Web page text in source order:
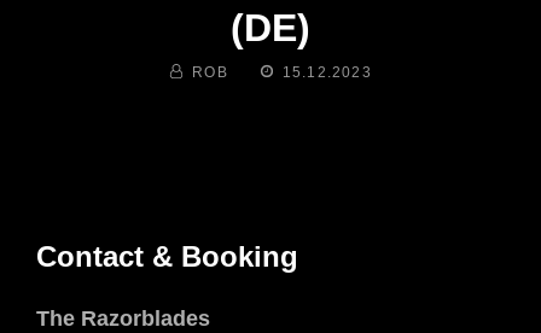
(DE)
BY ROB
POSTED
15.12.2023
Contact & Booking
The Razorblades